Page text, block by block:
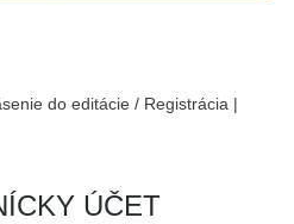
do editácie / Registrácia |
ÚČET